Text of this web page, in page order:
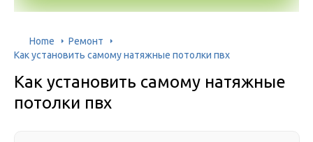
Home
Ремонт
Как установить самому натяжные потолки пвх
Как установить самому натяжные
потолки пвх